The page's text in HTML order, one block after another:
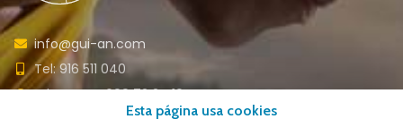
info@gui-an.com
Tel: 916 511 040
Whatsapp: 609 72 24 10
Fax: 916 537 814Esta página usa cookies